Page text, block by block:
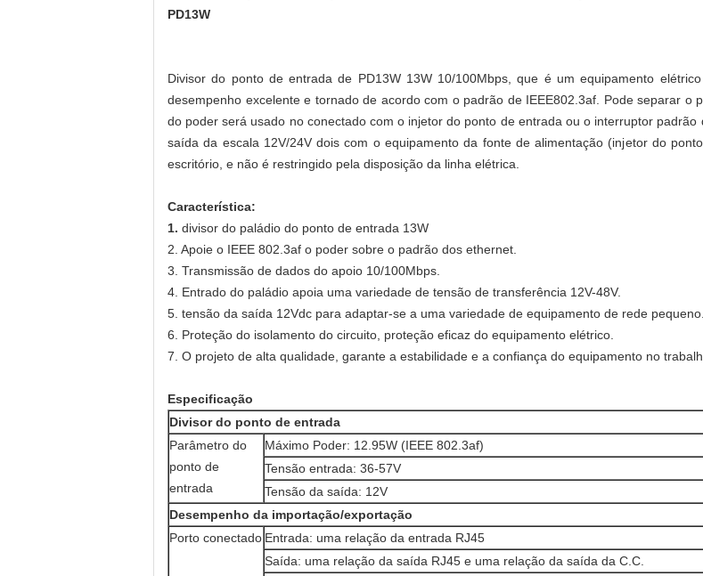
PD13W
Divisor do ponto de entrada de PD13W 13W 10/100Mbps, que é um equipamento
desempenho excelente e tornado de acordo com o padrão de IEEE802.3af. Pode separar o
do poder será usado no conectado com o injetor do ponto de entrada ou o interruptor
saída da escala 12V/24V dois com o equipamento da fonte de alimentação (injetor do
escritório, e não é restringido pela disposição da linha elétrica.
Característica:
1. divisor do paládio do ponto de entrada 13W
2. Apoie o IEEE 802.3af o poder sobre o padrão dos ethernet.
3. Transmissão de dados do apoio 10/100Mbps.
4. Entrado do paládio apoia uma variedade de tensão de transferência 12V-48V.
5. tensão da saída 12Vdc para adaptar-se a uma variedade de equipamento de rede pequeno.
6. Proteção do isolamento do circuito, proteção eficaz do equipamento elétrico.
7. O projeto de alta qualidade, garante a estabilidade e a confiança do equipamento no
Especificação
Divisor do ponto de entrada
Parâmetro do
ponto de
entrada
Máximo Poder: 12.95W (IEEE 802.3af)
Tensão entrada: 36-57V
Tensão da saída: 12V
Desempenho da importação/exportação
Porto conectado Entrada: uma relação da entrada RJ45
Saída: uma relação da saída RJ45 e uma relação da saída da C.C.